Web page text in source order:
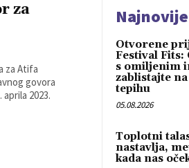
za
za Atifa
govora
2023.
Otvorene
Festival
s omiljenim
zablistajte
tepihu
05.08.2026
Toplotni
nastavlja,
kada nas